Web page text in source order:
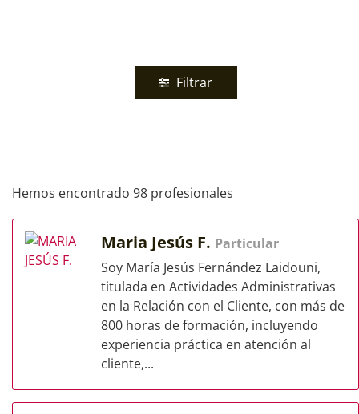
Filtrar
Hemos encontrado 98 profesionales
Maria Jesús F. Particular
Soy María Jesús Fernández Laidouni,
titulada en Actividades Administrativas
en la Relación con el Cliente, con más de
800 horas de formación, incluyendo
experiencia práctica en atención al
cliente,...